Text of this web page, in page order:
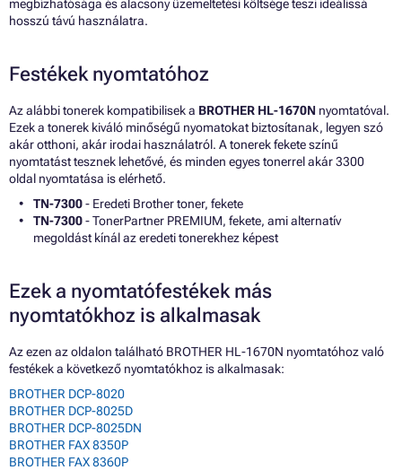
megbízhatósága és alacsony üzemeltetési költsége teszi ideálissá
hosszú távú használatra.
Festékek nyomtatóhoz
Az alábbi tonerek kompatibilisek a BROTHER HL-1670N nyomtatóval.
Ezek a tonerek kiváló minőségű nyomatokat biztosítanak, legyen szó
akár otthoni, akár irodai használatról. A tonerek fekete színű
nyomtatást tesznek lehetővé, és minden egyes tonerrel akár 3300
oldal nyomtatása is elérhető.
TN-7300- Eredeti Brother toner, fekete
TN-7300- TonerPartner PREMIUM, fekete, ami alternatív
megoldást kínál az eredeti tonerekhez képest
Ezek a nyomtatófestékek más
nyomtatókhoz is alkalmasak
Az ezen az oldalon található BROTHER HL-1670N nyomtatóhoz való
festékek a következő nyomtatókhoz is alkalmasak:
BROTHER DCP-8020
BROTHER DCP-8025D
BROTHER DCP-8025DN
BROTHER FAX 8350P
BROTHER FAX 8360P